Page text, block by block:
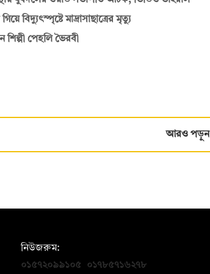
বিদ্যুৎস্পৃষ্টে মাদ্রাসাছাত্রের মৃত্যু
পেহলি ভৈরবী
আরও পড়ুন
নিউজরুম:
০১৫৭২০৯৯১০৫
০১৭৮৫৭১৬২৭৮